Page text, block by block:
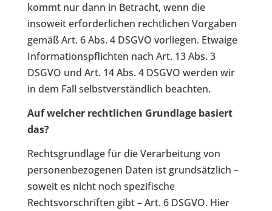
kommt nur dann in Betracht, wenn die
insoweit erforderlichen rechtlichen Vorgaben
gemäß Art. 6 Abs. 4 DSGVO vorliegen. Etwaige
Informationspflichten nach Art. 13 Abs. 3
DSGVO und Art. 14 Abs. 4 DSGVO werden wir
in dem Fall selbstverständlich beachten.
Auf welcher rechtlichen Grundlage basiert
das?
Rechtsgrundlage für die Verarbeitung von
personenbezogenen Daten ist grundsätzlich –
soweit es nicht noch spezifische
Rechtsvorschriften gibt – Art. 6 DSGVO. Hier